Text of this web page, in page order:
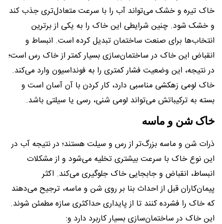
خاک تیره و خشک می‌تواند آب را با سرعت متعادل‌تری جذب کند
و خشک شود. چنین شرایطی این خاک را به یکی از برترین
انتخاب‌ها برای صنعت ساختمان تبدیل کرده است. انبساط و
انقباض این خاک در ساختمان‌سازی بسیار کمتر از خاک رس است؛
در نتیجه، این وضعیت فشار کمتری را به فونداسیون وارد می‌کند.
خاک لومی زهکشی مناسبی دارد، کار کردن با آن آسان است و
بسته به ترکیباتش می‌تواند لومی شنی، رسی یا سیلتی باشد.
خاک شن و ماسه
ذرات شن و ماسه بزرگ‌تر از رس و سیلت هستند؛ در نتیجه آب در
این نوع خاک با سرعت بیشتری تخلیه می‌شود و از مشکلات
انبساط، انقباض و جابجایی خاک جلوگیری می‌کند. اکثر
پیمان‌کاران قبل از احداث بنا بر روی شن و ماسه، ترجیح می‌دهند
که خاک را فشرده کنند تا از پایداری حداکثری سازه مطمئن شوند.
این خاک در ساختمان‌سازی بسیار کاربرد دارد و: